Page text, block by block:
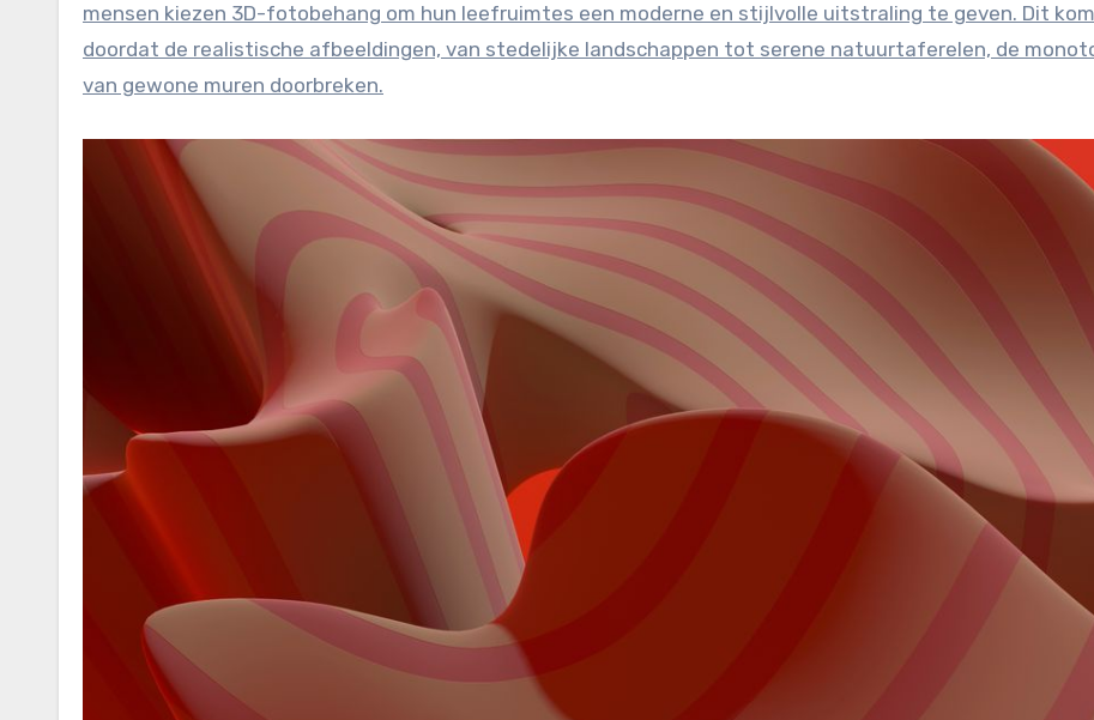
mensen kiezen 3D-fotobehang om hun leefruimtes een moderne en stijlvolle uitstraling te geven. Dit
doordat de realistische afbeeldingen, van stedelijke landschappen tot serene natuurtaferelen, de
van gewone muren doorbreken.